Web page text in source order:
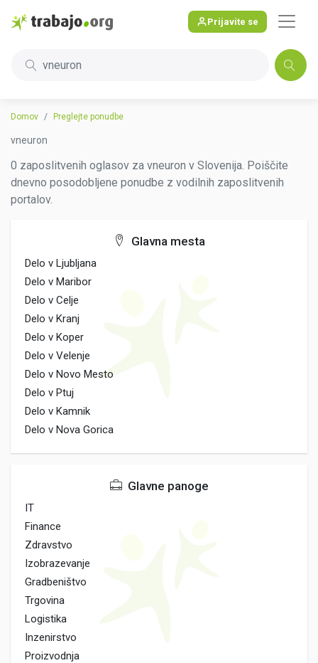
Prijavite se
vneuron
Domov Preglejte ponudbe
vneuron
0 zaposlitvenih oglasov za vneuron v Slovenija. Poiščite
dnevno posodobljene ponudbe z vodilnih zaposlitvenih
portalov.
Glavna mesta
Delo v Ljubljana
Delo v Maribor
Delo v Celje
Delo v Kranj
Delo v Koper
Delo v Velenje
Delo v Novo Mesto
Delo v Ptuj
Delo v Kamnik
Delo v Nova Gorica
Glavne panoge
IT
Finance
Zdravstvo
Izobrazevanje
Gradbeništvo
Trgovina
Logistika
Inzenirstvo
Proizvodnja